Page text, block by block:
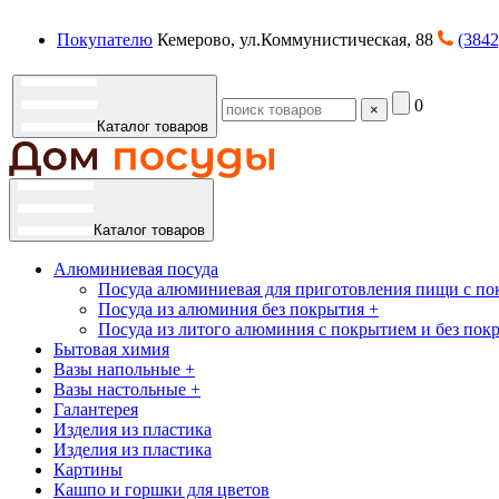
Покупателю Кемерово, ул.Коммунистическая, 88
Каталог товаров
× 0
Каталог товаров
Алюминиевая посуда
Посуда алюминиевая для приготовления пищи с
Посуда из алюминия без покрытия +
Посуда из литого алюминия с покрытием и без
Бытовая химия
Вазы напольные +
Вазы настольные +
Галантерея
Изделия из пластика
Изделия из пластика
Картины
Кашпо и горшки для цветов